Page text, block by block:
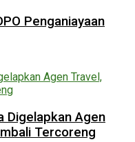
Penganiayaan
Digelapkan Agen
Tercoreng